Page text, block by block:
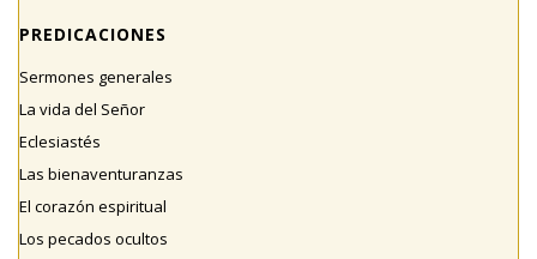
PREDICACIONES
Sermones generales
La vida del Señor
Eclesiastés
Las bienaventuranzas
El corazón espiritual
Los pecados ocultos